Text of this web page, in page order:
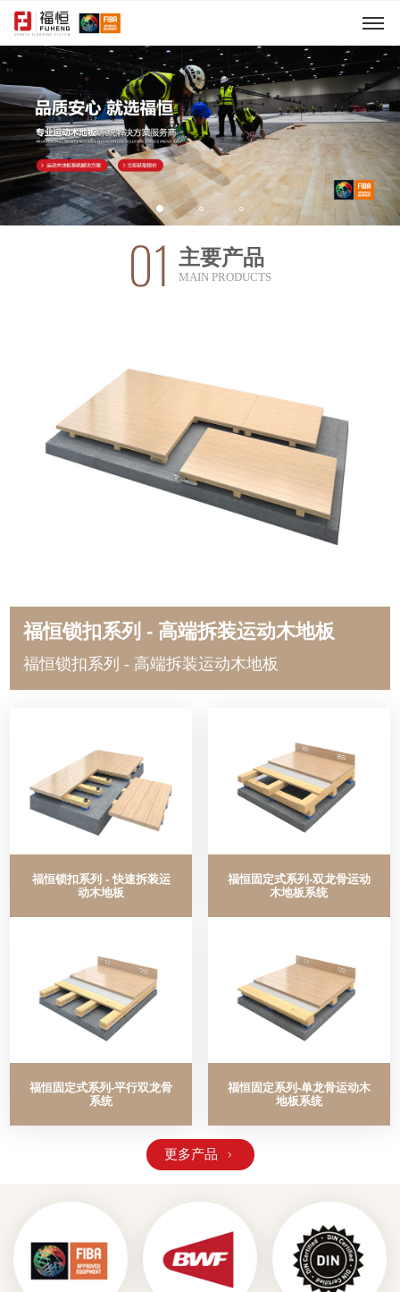
01 主要产品
MAIN PRODUCTS
福恒锁扣系列 - 高端拆装运动木地板
福恒锁扣系列 - 高端拆装运动木地板
福恒锁扣系列 - 快速拆装运
动木地板
福恒固定式系列-双龙骨运动
木地板系统
福恒固定式系列-平行双龙骨
系统
福恒固定系列-单龙骨运动木
地板系统
更多产品 